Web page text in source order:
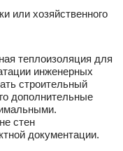
или хозяйственного
теплоизоляция для
инженерных
строительный
дополнительные
стен
документации.